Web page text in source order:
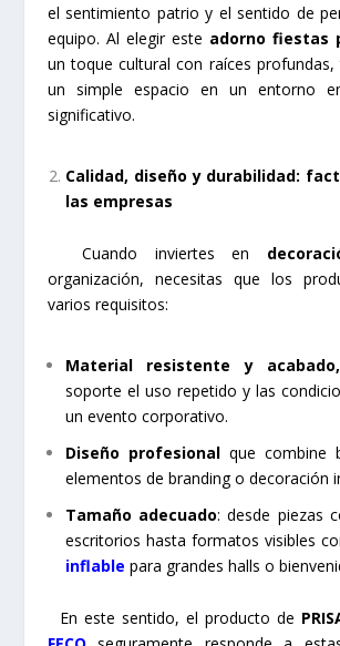
el sentimiento patrio y el sentido de
equipo. Al elegir este adorno fiestas
un toque cultural con raíces
un simple espacio en un entorno
significativo.
Calidad, diseño y durabilidad:
las empresas
Cuando inviertes en
organización, necesitas que los
varios requisitos:
Material resistente y
soporte el uso repetido y las
un evento corporativo.
Diseño profesionalque combine
elementos de branding o decoración
Tamaño adecuado: desde piezas
escritorios hasta formatos visibles
inflable para grandes halls o
En este sentido, el producto de